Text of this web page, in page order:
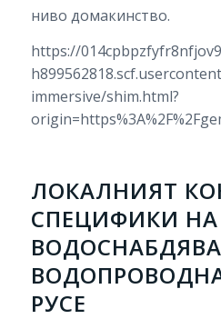
ниво домакинство.
https://
immersive/shim.html?
ЛОКАЛНИЯТ
СПЕЦИФИКИ НА
РУСЕ